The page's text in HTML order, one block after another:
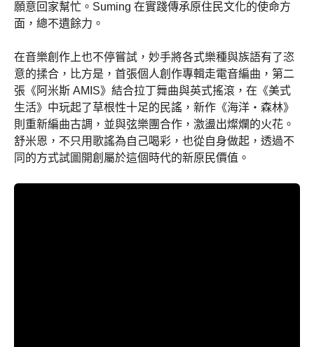
願意回家幫忙。Suming 在實踐傳承原住民文化的使命方
面，總不遺餘力。
在音樂創作上也不停嘗試，妙手將各式樂種與族語有了恣
意的揉合，比方是，首張個人創作專輯走電音編曲，第二
張《阿米斯 AMIS》結合拉丁舞曲與英式搖滾，在《美式
生活》中玩起了草根性十足的民謠，新作《海洋‧森林》
則重新編曲古調，並與弦樂團合作，激盪出燦爛的火花。
舒米恩，不只用歌謠為自己喝彩，也從自身做起，透過不
同的方式試圖開創屬於這個時代的新原民價值。